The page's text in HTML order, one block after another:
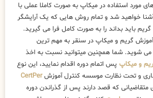
مورد استفاده در میکاپ به صورت کاملا عملی با
خواهید شد و تمام روش هایی که یک آرایشگر
باید بداند را به صورت کامل فرا می گیرید.
گریم و میکاپ در سنقر به مهم ترین
شوید. شما همچنین میتوانید نسبت به اخذ
و میکاپ پس اتمام دوره اقدام نمایید، این نوع
و تحت نظارت موسسه کنترل آموزشCertPer
متقاضیانی که قصد دارند پس از گذراندن دوره